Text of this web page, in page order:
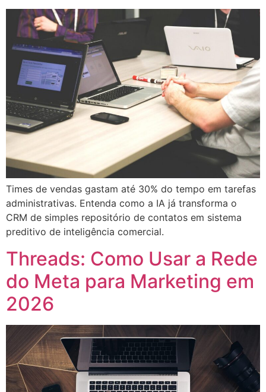
Times de vendas gastam até 30% do tempo em tarefas
administrativas. Entenda como a IA já transforma o
CRM de simples repositório de contatos em sistema
preditivo de inteligência comercial.
Threads: Como Usar a Rede
do Meta para Marketing em
2026